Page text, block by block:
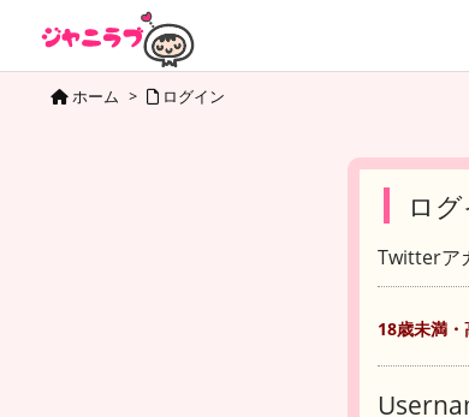
ホーム > ログイン
ロ
Twitterア
18歳未満・